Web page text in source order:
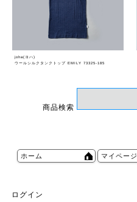
joha(ヨハ)
ウールシルクタンクトップ EMILY 73325-185
商品検索
ホーム マイページ
ログイン